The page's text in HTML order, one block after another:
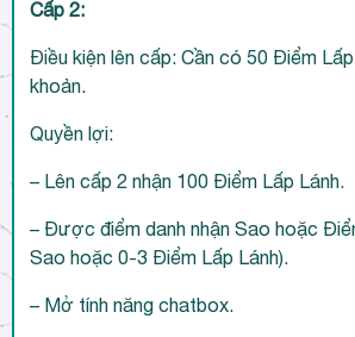
Cấp 2:
Điều kiện lên cấp: Cần có 50 Điểm
khoản.
Quyền lợi:
– Lên cấp 2 nhận 100 Điểm Lấp Lánh.
– Được điểm danh nhận Sao hoặc
Sao hoặc 0-3 Điểm Lấp Lánh).
– Mở tính năng chatbox.